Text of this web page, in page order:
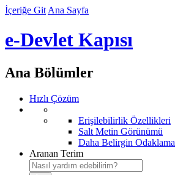
İçeriğe Git Ana Sayfa
e-Devlet Kapısı
Ana Bölümler
Hızlı Çözüm
Erişilebilirlik Özellikleri
Salt Metin Görünümü
Daha Belirgin Odaklama
Aranan Terim